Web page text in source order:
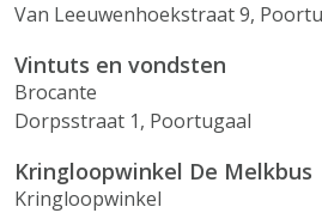
Van Leeuwenhoekstraat 9,
Vintuts en vondsten
Brocante
Dorpsstraat 1, Poortugaal
Kringloopwinkel De Melkbus
Kringloopwinkel